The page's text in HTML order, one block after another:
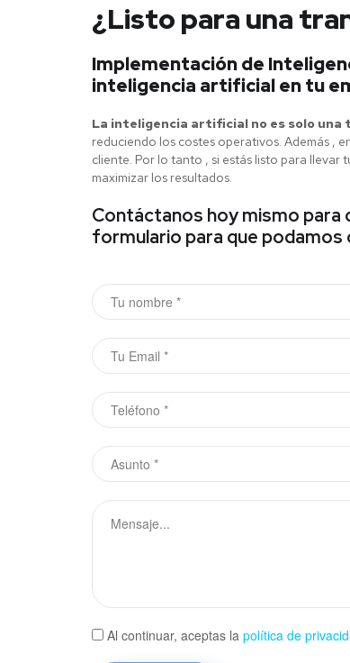
¿Listo para una
Implementación de
inteligencia artificial en tu
La inteligencia artificial no es solo una
reduciendo los costes operativos. Además ,
cliente. Por lo tanto , si estás listo para
maximizar los resultados.
Contáctanos hoy mismo para
formulario para que
Al continuar, aceptas la política de